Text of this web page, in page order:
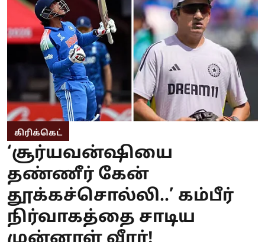
கிரிக்கெட்
‘சூர்யவன்ஷியை
தண்ணீர் கேன்
தூக்கச்சொல்லி..’ கம்பீர்
நிர்வாகத்தை சாடிய